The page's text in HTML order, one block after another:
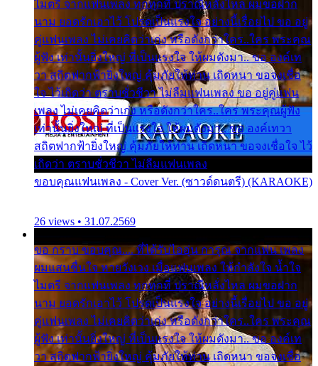
ไมตรี จากแฟนเพลง ทุกทุกที่ ปราณีหลั่งไหล ผมขอฝาก
นาม ยอดรักเอาไว้ โปรดเป็นแรงใจ อย่างนี้เรื่อยไป ขอ อยู่
คู่แฟนเพลง ไม่เคยคิดว่าเก่ง หรือดังกว่าใคร..ใคร พระคุณ
ผู้ฟัง เท่านั้นยิ่งใหญ่ ที่เป็นแรงใจ ให้ผมดังมา.. ขอ องค์เท
วา สถิตฟากฟ้ายิ่งใหญ่ คุ้มภัยให้ท่าน เถิดหนา ขอจงเชื่อ
ใจ ไว้เถิดว่า ตราบชั่วชีวา ไม่ลืมแฟนเพลง ขอ อยู่คู่แฟน
เพลง ไม่เคยคิดว่าเก่ง หรือดังกว่าใคร..ใคร พระคุณผู้ฟัง
เท่านั้นยิ่งใหญ่ ที่เป็นแรงใจ ให้ผมดังมา.. ขอ องค์เทวา
สถิตฟากฟ้ายิ่งใหญ่ คุ้มภัยให้ท่าน เถิดหนา ขอจงเชื่อใจ ไว้
เถิดว่า ตราบชั่วชีวา ไม่ลืมแฟนเพลง
ขอบคุณแฟนเพลง - Cover Ver. (ซาวด์ดนตรี) (KARAOKE)
26 views • 31.07.2569
ขอ กราบ ขอบคุณ.... ที่ได้รับไออุ่น การุณ จากแฟน เพลง
ผมแสนชื่นใจ หายวังเวง เมื่อแฟนเพลง ให้กำลังใจ น้ำใจ
ไมตรี จากแฟนเพลง ทุกทุกที่ ปราณีหลั่งไหล ผมขอฝาก
นาม ยอดรักเอาไว้ โปรดเป็นแรงใจ อย่างนี้เรื่อยไป ขอ อยู่
คู่แฟนเพลง ไม่เคยคิดว่าเก่ง หรือดังกว่าใคร..ใคร พระคุณ
ผู้ฟัง เท่านั้นยิ่งใหญ่ ที่เป็นแรงใจ ให้ผมดังมา.. ขอ องค์เท
วา สถิตฟากฟ้ายิ่งใหญ่ คุ้มภัยให้ท่าน เถิดหนา ขอจงเชื่อ